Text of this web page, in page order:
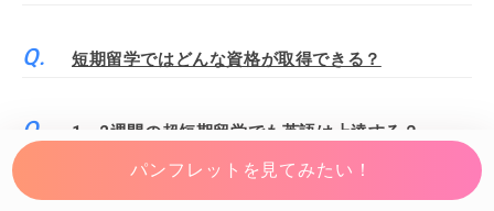
短期留学ではどんな資格が取得できる？
1～2週間の超短期留学でも英語は上達する？
短期留学の費用を安く済ませるには？
パンフレットを見てみたい！